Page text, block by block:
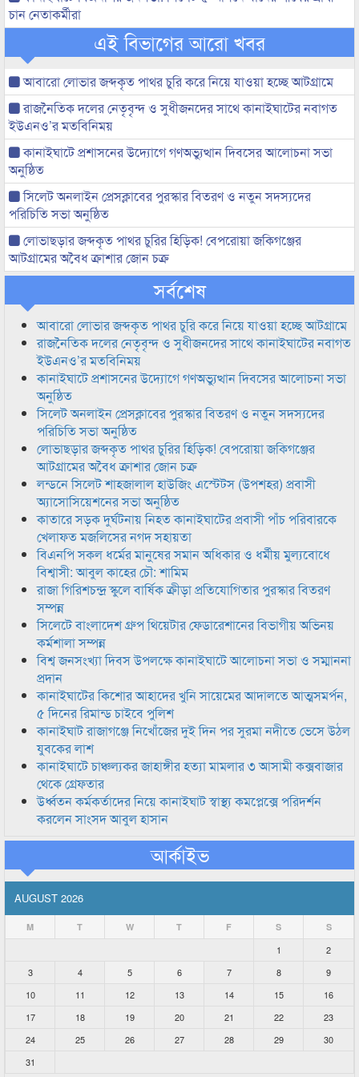
চান নেতাকর্মীরা
এই বিভাগের আরো খবর
আবারো লোভার জব্দকৃত পাথর চুরি করে নিয়ে যাওয়া হচ্ছে আটগ্রামে
রাজনৈতিক দলের নেতৃবৃন্দ ও সুধীজনদের সাথে কানাইঘাটের নবাগত
ইউএনও’র মতবিনিময়
কানাইঘাটে প্রশাসনের উদ্যোগে গণঅভ্যুত্থান দিবসের আলোচনা সভা
অনুষ্ঠিত
সিলেট অনলাইন প্রেসক্লাবের পুরস্কার বিতরণ ও নতুন সদস্যদের
পরিচিতি সভা অনুষ্ঠিত
লোভাছড়ার জব্দকৃত পাথর চুরির হিড়িক! বেপরোয়া জকিগঞ্জের
আটগ্রামের অবৈধ ক্রাশার জোন চক্র
সর্বশেষ
আবারো লোভার জব্দকৃত পাথর চুরি করে নিয়ে যাওয়া হচ্ছে আটগ্রামে
রাজনৈতিক দলের নেতৃবৃন্দ ও সুধীজনদের সাথে কানাইঘাটের নবাগত
ইউএনও’র মতবিনিময়
কানাইঘাটে প্রশাসনের উদ্যোগে গণঅভ্যুত্থান দিবসের আলোচনা সভা
অনুষ্ঠিত
সিলেট অনলাইন প্রেসক্লাবের পুরস্কার বিতরণ ও নতুন সদস্যদের
পরিচিতি সভা অনুষ্ঠিত
লোভাছড়ার জব্দকৃত পাথর চুরির হিড়িক! বেপরোয়া জকিগঞ্জের
আটগ্রামের অবৈধ ক্রাশার জোন চক্র
লন্ডনে সিলেট শাহজালাল হাউজিং এস্টেটস (উপশহর) প্রবাসী
অ্যাসোসিয়েশনের সভা অনুষ্ঠিত
কাতারে সড়ক দুর্ঘটনায় নিহত কানাইঘাটের প্রবাসী পাঁচ পরিবারকে
খেলাফত মজলিসের নগদ সহায়তা
বিএনপি সকল ধর্মের মানুষের সমান অধিকার ও ধর্মীয় মুল্যবোধে
বিশ্বাসী: আবুল কাহের চৌ: শামিম
রাজা গিরিশচন্দ্র স্কুলে বার্ষিক ক্রীড়া প্রতিযোগিতার পুরস্কার বিতরণ
সম্পন্ন
সিলেটে বাংলাদেশ গ্রুপ থিয়েটার ফেডারেশানের বিভাগীয় অভিনয়
কর্মশালা সম্পন্ন
বিশ্ব জনসংখ্যা দিবস উপলক্ষে কানাইঘাটে আলোচনা সভা ও সম্মাননা
প্রদান
কানাইঘাটের কিশোর আহাদের খুনি সায়েমের আদালতে আত্মসমর্পন,
৫ দিনের রিমান্ড চাইবে পুলিশ
কানাইঘাট রাজাগঞ্জে নিখোঁজের দুই দিন পর সুরমা নদীতে ভেসে উঠল
যুবকের লাশ
কানাইঘাটে চাঞ্চল্যকর জাহাঙ্গীর হত্যা মামলার ৩ আসামী কক্সবাজার
থেকে গ্রেফতার
উর্ধ্বতন কর্মকর্তাদের নিয়ে কানাইঘাট স্বাস্থ্য কমপ্লেক্সে পরিদর্শন
করলেন সাংসদ আবুল হাসান
আর্কাইভ
AUGUST 2026
M T W T F S S
1
2
3
4 5 6 7 8
9
10
11 12 13 14 15
16
17
18 19 20 21 22
23
24
25 26 27 28 29
30
31